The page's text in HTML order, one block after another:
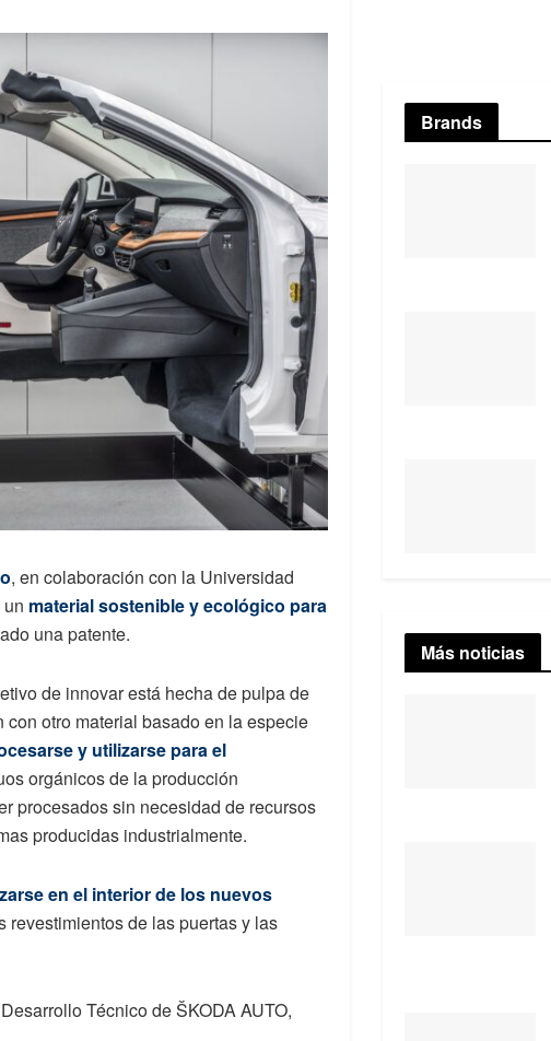
, en colaboración con la Universidad
material sostenible y ecológico para
una patente.
de innovar está hecha de pulpa de
otro material basado en la especie
y utilizarse para el
orgánicos de la producción
procesados sin necesidad de recursos
producidas industrialmente.
en el interior de los nuevos
revestimientos de las puertas y las
Técnico de ŠKODA AUTO,
Brands
Más noticias